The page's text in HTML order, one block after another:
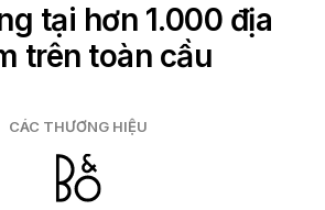
tại hơn 1.000 địa
trên toàn cầu
CÁC THƯƠNG HIỆU